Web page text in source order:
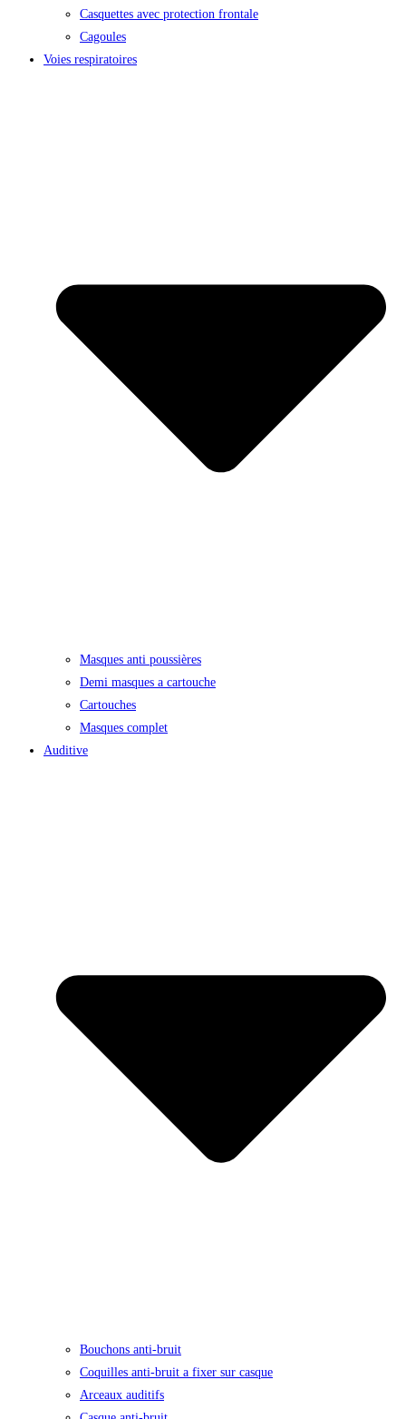
Casquettes avec protection frontale
Cagoules
Voies respiratoires
Masques anti poussières
Demi masques a cartouche
Cartouches
Masques complet
Auditive
Bouchons anti-bruit
Coquilles anti-bruit a fixer sur casque
Arceaux auditifs